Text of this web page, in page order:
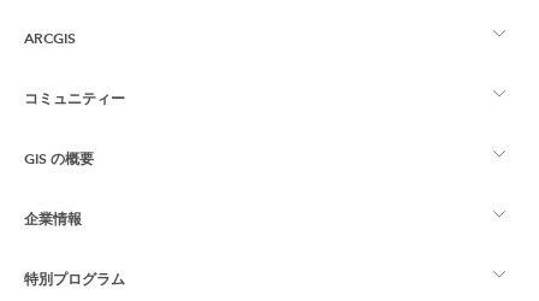
ARCGIS
ArcGIS の概要
マッピング
コミュニティー
Esri Community
ArcGIS ブログ
GIS の概要
GIS とは
ロケーション インテリジェンス
企業情報
Esri について
特別プログラム